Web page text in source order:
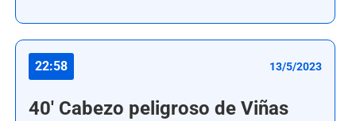
22:58 13/5/2023
40' Cabezo peligroso de Viñas